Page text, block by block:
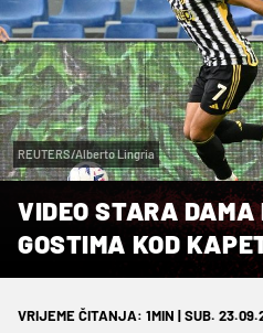
REUTERS/Alberto Lingria
VIDEO STARA
GOSTIMA KOD
VRIJEME ČITANJA: 1MIN | SUB.